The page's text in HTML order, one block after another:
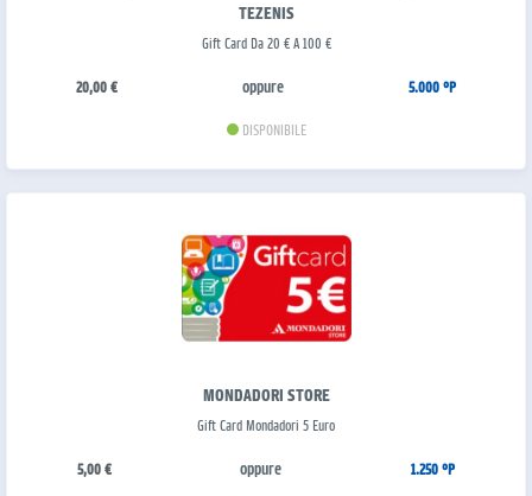
TEZENIS
Gift Card Da 20 € A 100 €
20,00 € oppure 5.000 °P
DISPONIBILE
MONDADORI STORE
Gift Card Mondadori 5 Euro
5,00 € oppure 1.250 °P